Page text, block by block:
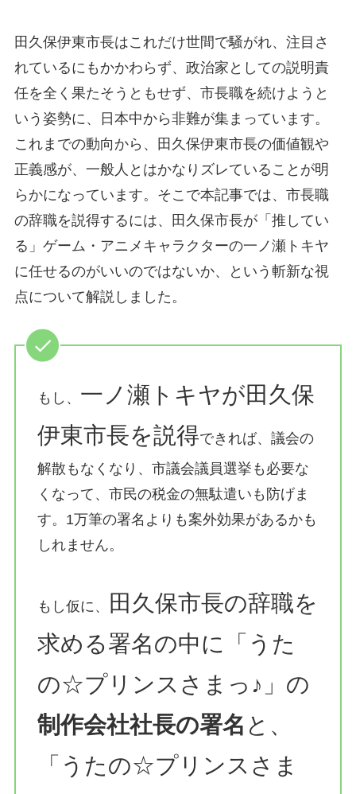
田久保伊東市長はこれだけ世間で騒がれ、注目さ
れているにもかかわらず、政治家としての説明責
任を全く果たそうともせず、市長職を続けようと
いう姿勢に、日本中から非難が集まっています。
これまでの動向から、田久保伊東市長の価値観や
正義感が、一般人とはかなりズレていることが明
らかになっています。そこで本記事では、市長職
の辞職を説得するには、田久保市長が「推してい
る」ゲーム・アニメキャラクターの一ノ瀬トキヤ
に任せるのがいいのではないか、という斬新な視
点について解説しました。
もし、 一ノ瀬トキヤが田久保
伊東市長を説得できれば、議会の
解散もなくなり、市議会議員選挙も必要な
くなって、市民の税金の無駄遣いも防げま
す。1万筆の署名よりも案外効果があるかも
しれません。
もし仮に、
田久保市長の辞職を
求める署名の中に「うた
の☆プリンスさまっ♪」の
制作会社社長の署名 と、
「うたの☆プリンスさま